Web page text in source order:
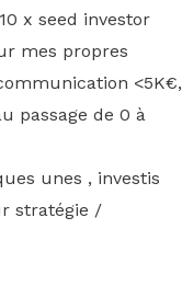
x seed investor
mes propres
<5K€,
passage de 0 à
unes , investis
stratégie /